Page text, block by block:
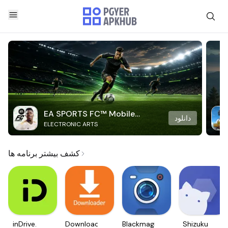
EA SPORTS FC™ Mobile
Soccer
ELECTRONIC ARTS
دانلود
کشف بیشتر برنامه ها
inDrive. Downloader Blackmagic Shizuku